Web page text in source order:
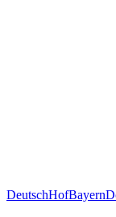
DeutschHofBayern